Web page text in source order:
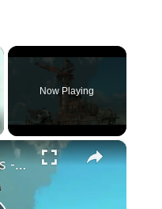
Now Playing
×
Splatoon Raiders - Hideout Ship: Change Bot Buddy (Showstopper) | Equip Shiver's Shark Bite